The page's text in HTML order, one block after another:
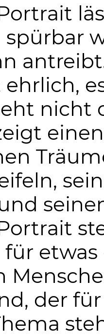
spürbar
nicht
etwas
der